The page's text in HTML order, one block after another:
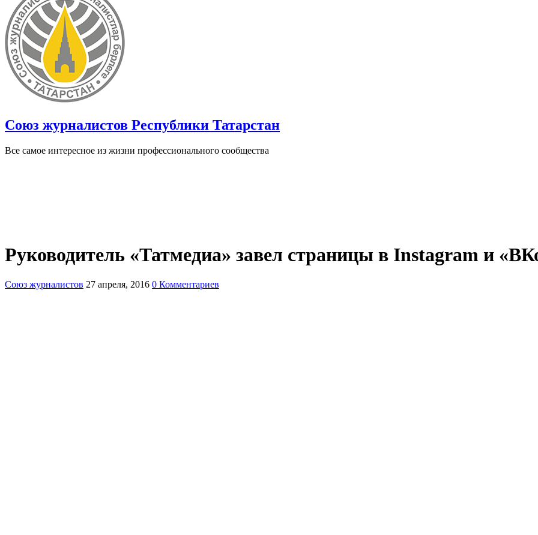
Союз журналистов Республики Татарстан
Все самое интересное из жизни профессионального сообщества
Руководитель «Татмедиа» завел страницы в Instagram и
Союз журналистов 27 апреля, 2016 0 Комментариев